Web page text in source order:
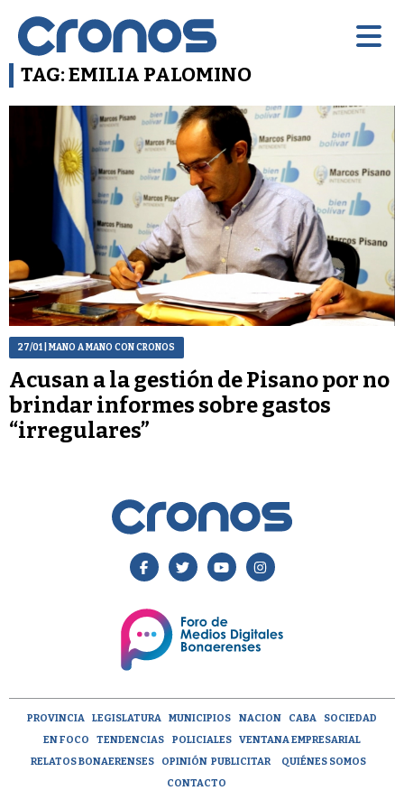
TAG: EMILIA PALOMINO
27/01| MANO A MANO CON CRONOS
Acusan a la gestión de Pisano por no
brindar informes sobre gastos
“irregulares”
PROVINCIA LEGISLATURA MUNICIPIOS NACION CABA
SOCIEDAD
EN FOCO
TENDENCIAS POLICIALES
VENTANA EMPRESARIAL
RELATOS BONAERENSES
OPINIÓN PUBLICITAR
QUIÉNES SOMOS
CONTACTO